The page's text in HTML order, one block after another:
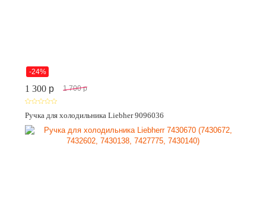
-24%
1 300 p 1 700 p
Ручка для холодильника Liebher 9096036